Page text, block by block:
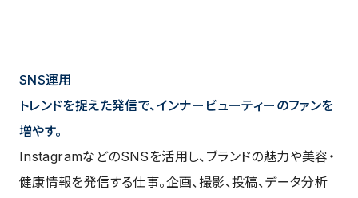
SNS運用
トレンドを捉えた発信で、インナービューティーのファンを
増やす。
InstagramなどのSNSを活用し、ブランドの魅力や美容・
健康情報を発信する仕事。企画、撮影、投稿、データ分析